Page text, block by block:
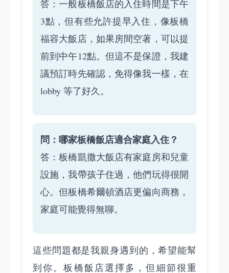
答：一般板橋飯店的入住時間是下午
3點，但有些允許提早入住，像板橋
福容大飯店，如果房間空著，可以提
前到中午12點。但這不是保證，我建
議預訂時先確認，免得像我一樣，在
lobby 等了好久。
問：哪家板橋飯店適合家庭入住？
答：板橋凱撒大飯店有家庭房和兒童
設施，我帶孩子住過，他們玩得很開
心。但板橋希爾頓酒店更偏向商務，
家庭可能覺得無聊。
這些問題都是我親身遇到的，希望能幫
到你。板橋飯店選擇多，但細節很重